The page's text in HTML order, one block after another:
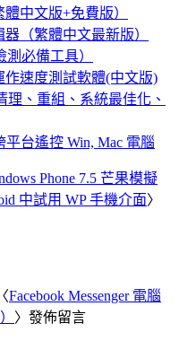
中文版+免費版）
（繁體中文最新版）
必備工具）
作速度測試軟體(中文版)
理、重組、系統最佳化、
台遙控 Win, Mac 電腦
Phone 7.5 芒果模擬
中試用 WP 手機介面〉
Facebook Messenger 電腦
〉發佈留言